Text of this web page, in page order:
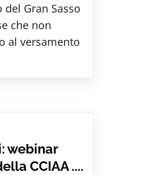
del Gran Sasso
che non
al versamento
webinar
CCIAA ....